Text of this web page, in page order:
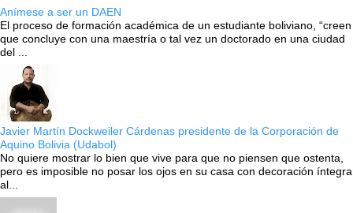
Anímese a ser un DAEN
El proceso de formación académica de un estudiante boliviano, “creen
que concluye con una maestría o tal vez un doctorado en una ciudad
del ...
Javier Martín Dockweiler Cárdenas presidente de la Corporación de
Aquino Bolivia (Udabol)
No quiere mostrar lo bien que vive para que no piensen que ostenta,
pero es imposible no posar los ojos en su casa con decoración íntegra
al...